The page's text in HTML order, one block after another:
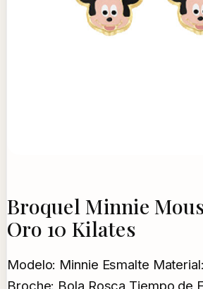
Broquel Minnie
Oro 10 Kilates
Modelo: Minnie Esmalte
Broche: Bola Rosca Tiempo de